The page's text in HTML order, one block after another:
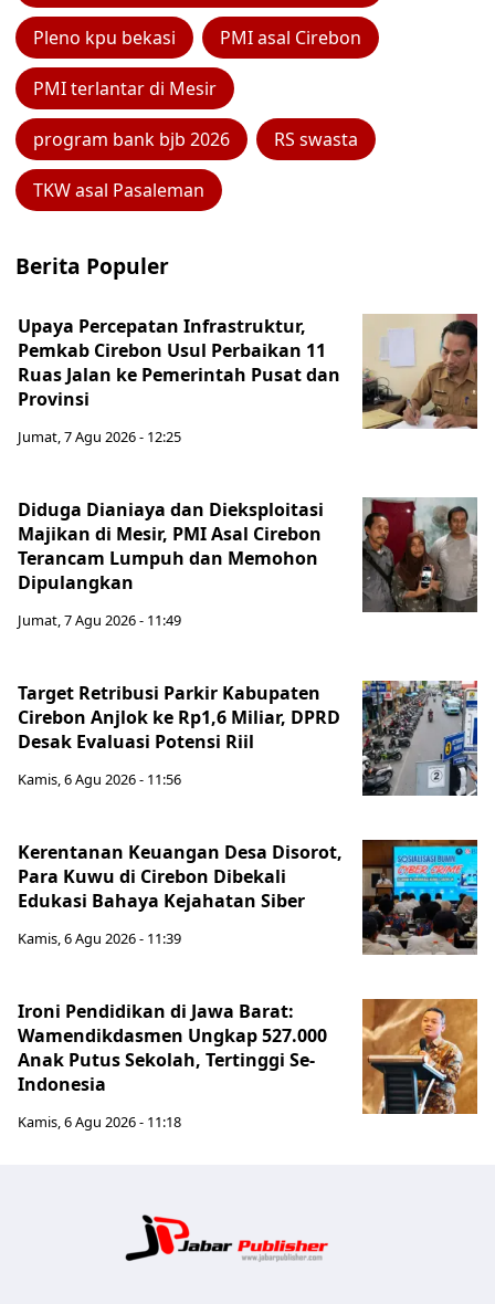
Pleno kpu bekasi PMI asal Cirebon
PMI terlantar di Mesir
program bank bjb 2026 RS swasta
TKW asal Pasaleman
Berita Populer
Upaya Percepatan Infrastruktur,
Pemkab Cirebon Usul Perbaikan 11
Ruas Jalan ke Pemerintah Pusat dan
Provinsi
Jumat, 7 Agu 2026 - 12:25
Diduga Dianiaya dan Dieksploitasi
Majikan di Mesir, PMI Asal Cirebon
Terancam Lumpuh dan Memohon
Dipulangkan
Jumat, 7 Agu 2026 - 11:49
Target Retribusi Parkir Kabupaten
Cirebon Anjlok ke Rp1,6 Miliar, DPRD
Desak Evaluasi Potensi Riil
Kamis, 6 Agu 2026 - 11:56
Kerentanan Keuangan Desa Disorot,
Para Kuwu di Cirebon Dibekali
Edukasi Bahaya Kejahatan Siber
Kamis, 6 Agu 2026 - 11:39
Ironi Pendidikan di Jawa Barat:
Wamendikdasmen Ungkap 527.000
Anak Putus Sekolah, Tertinggi Se-
Indonesia
Kamis, 6 Agu 2026 - 11:18